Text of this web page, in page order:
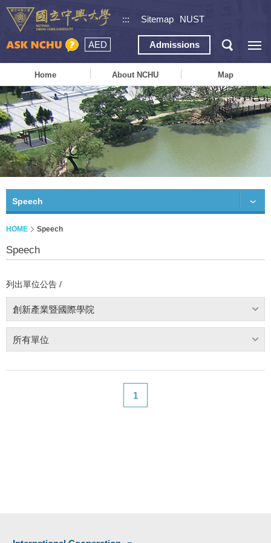
::: Sitemap NUST
AED Admissions
Home About NCHU Map
Speech
HOME Speech
Speech
列出單位公告 /
創新產業暨國際學院
所有單位
1